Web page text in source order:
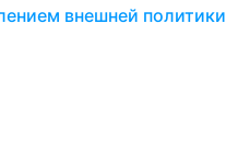
внешней политики